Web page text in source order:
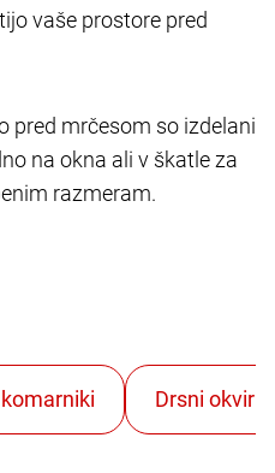
vaše prostore pred
pred mrčesom so izdelani
na okna ali v škatle za
razmeram.